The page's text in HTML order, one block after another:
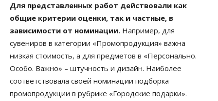
Для представленных работ действовали как
общие критерии оценки, так и частные, в
зависимости от номинации. Например, для
сувениров в категории «Промопродукция» важна
низкая стоимость, а для предметов в «Персонально.
Особо. Важно» – штучность и дизайн. Наиболее
соответствовала своей номинации подборка
промопродукции в рубрике «Городские подарки».